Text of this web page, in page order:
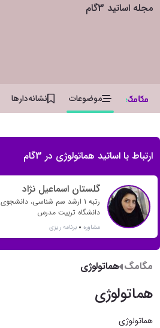
مجله اساتید 3گام
موضوعات نشانه‌دار‌ها
ارتباط با اساتید هماتولوژی در 3گام
گلستان اسماعیل نژاد
رتبه 1 ارشد سم شناسی، دانشجوی
دانشگاه تربیت مدرس
مشاوره برنامه ریزی
مگامگ هماتولوژی
هماتولوژی
هماتولوژی